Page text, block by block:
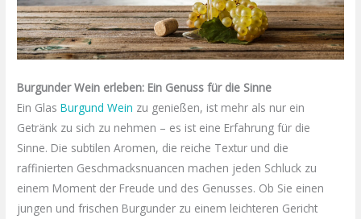
Burgunder Wein erleben: Ein Genuss für die Sinne
Ein GlasBurgund Wein zu genießen, ist mehr als nur ein
Getränk zu sich zu nehmen – es ist eine Erfahrung für die
Sinne. Die subtilen Aromen, die reiche Textur und die
raffinierten Geschmacksnuancen machen jeden Schluck zu
einem Moment der Freude und des Genusses. Ob Sie einen
jungen und frischen Burgunder zu einem leichteren Gericht